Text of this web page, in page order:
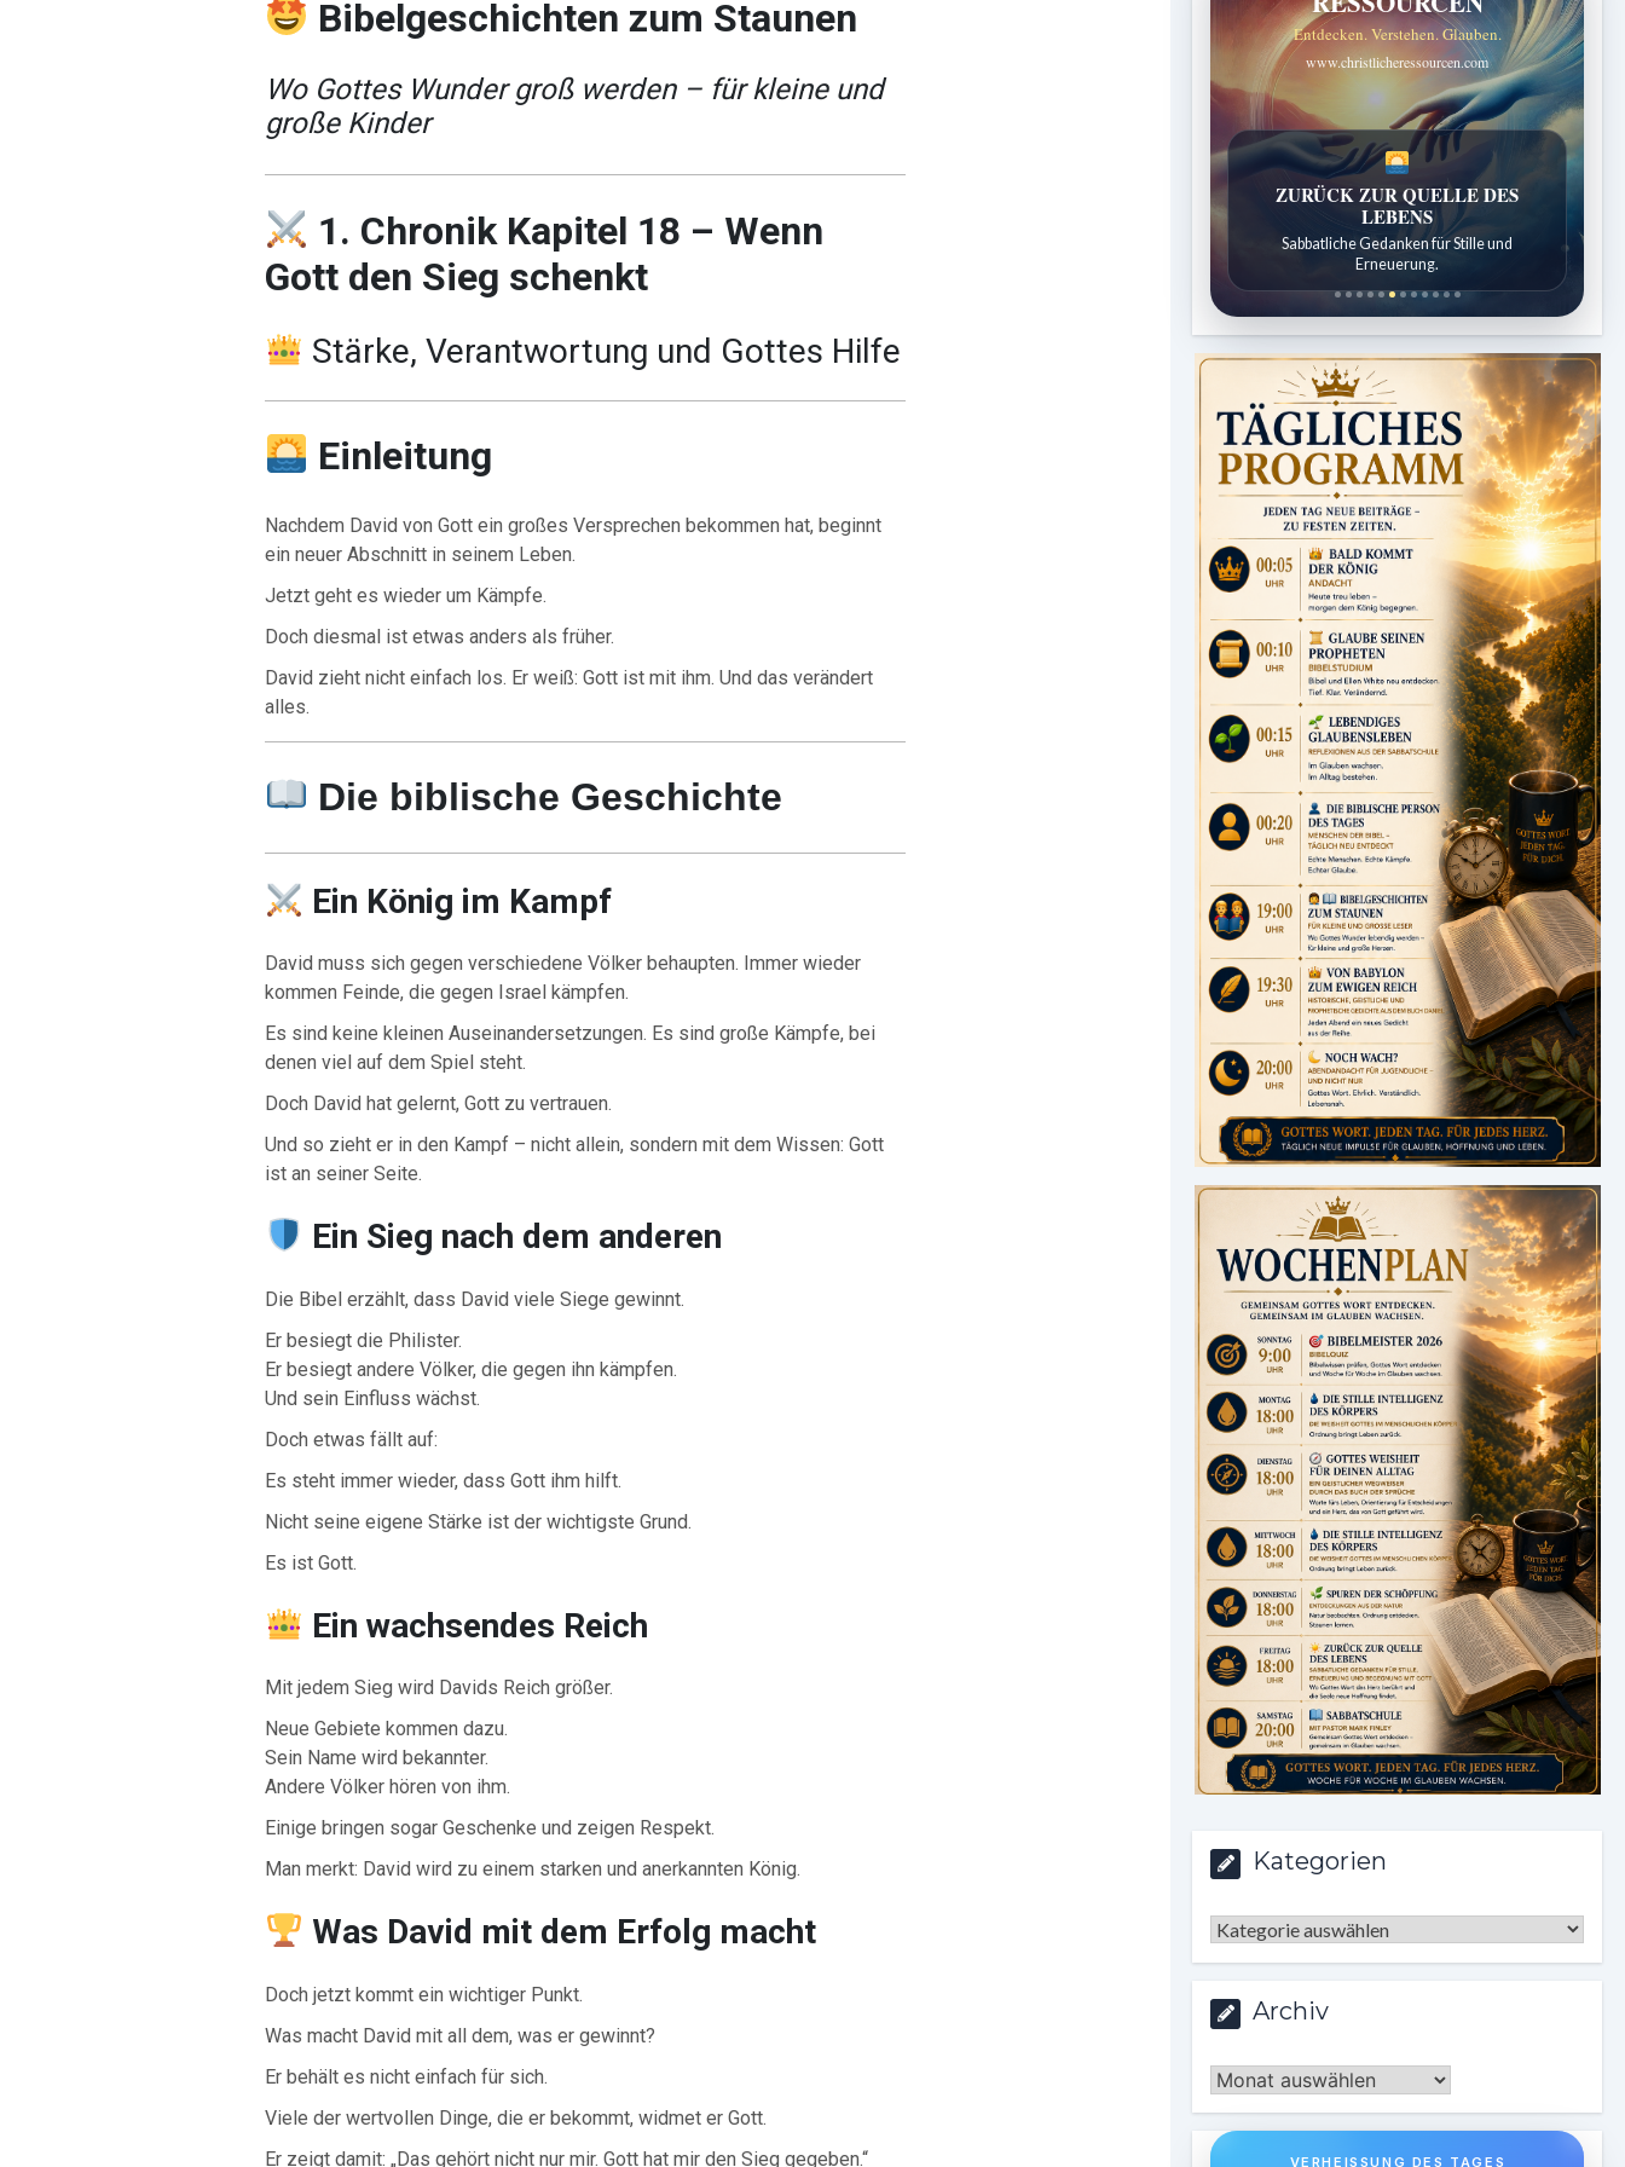
Bibelgeschichten zum Staunen
Wo Gottes Wunder groß werden – für kleine und
große Kinder
1. Chronik Kapitel 18 – Wenn
Gott den Sieg schenkt
Stärke, Verantwortung und Gottes Hilfe
Einleitung
Nachdem David von Gott ein großes Versprechen bekommen hat, beginnt
ein neuer Abschnitt in seinem Leben.
Jetzt geht es wieder um Kämpfe.
Doch diesmal ist etwas anders als früher.
David zieht nicht einfach los. Er weiß: Gott ist mit ihm. Und das verändert
alles.
Die biblische Geschichte
Ein König im Kampf
David muss sich gegen verschiedene Völker behaupten. Immer wieder
kommen Feinde, die gegen Israel kämpfen.
Es sind keine kleinen Auseinandersetzungen. Es sind große Kämpfe, bei
denen viel auf dem Spiel steht.
Doch David hat gelernt, Gott zu vertrauen.
Und so zieht er in den Kampf – nicht allein, sondern mit dem Wissen: Gott
ist an seiner Seite.
Ein Sieg nach dem anderen
Die Bibel erzählt, dass David viele Siege gewinnt.
Er besiegt die Philister.
Er besiegt andere Völker, die gegen ihn kämpfen.
Und sein Einfluss wächst.
Doch etwas fällt auf:
Es steht immer wieder, dass Gott ihm hilft.
Nicht seine eigene Stärke ist der wichtigste Grund.
Es ist Gott.
Ein wachsendes Reich
Mit jedem Sieg wird Davids Reich größer.
Neue Gebiete kommen dazu.
Sein Name wird bekannter.
Andere Völker hören von ihm.
Einige bringen sogar Geschenke und zeigen Respekt.
Man merkt: David wird zu einem starken und anerkannten König.
Was David mit dem Erfolg macht
Doch jetzt kommt ein wichtiger Punkt.
Was macht David mit all dem, was er gewinnt?
Er behält es nicht einfach für sich.
Viele der wertvollen Dinge, die er bekommt, widmet er Gott.
Er zeigt damit: „Das gehört nicht nur mir. Gott hat mir den Sieg gegeben.“
Entdecken. Verstehen. Glauben.
www.christlicheressourcen.com
SPUREN DER SCHÖPFUNG
Entdeckungen aus der Natur.
Kategorien
Kategorien
Archiv
Archiv
VERHEISSUNG DES TAGES